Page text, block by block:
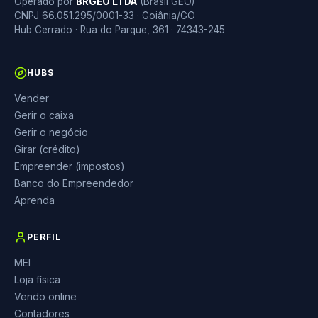
CNPJ 66.051.295/0001-33 · Goiânia/GO
Hub Cerrado · Rua do Parque, 361 · 74343-245
HUBS
Vender
Gerir o caixa
Gerir o negócio
Girar (crédito)
Empreender (impostos)
Banco do Empreendedor
Aprenda
PERFIL
MEI
Loja física
Vendo online
Contadores